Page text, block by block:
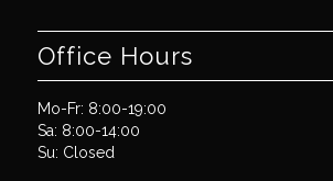
Office Hours
Mo-Fr: 8:00-19:00
Sa: 8:00-14:00
Su: Closed